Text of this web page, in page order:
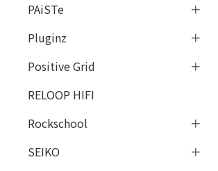
PAiSTe
Pluginz
Positive Grid
RELOOP HIFI
Rockschool
SEIKO